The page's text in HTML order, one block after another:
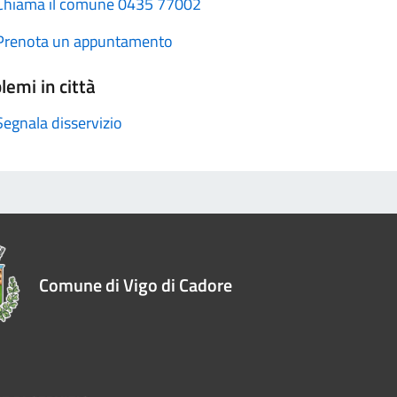
un appuntamento
in città
disservizio
Comune di Vigo di Cadore